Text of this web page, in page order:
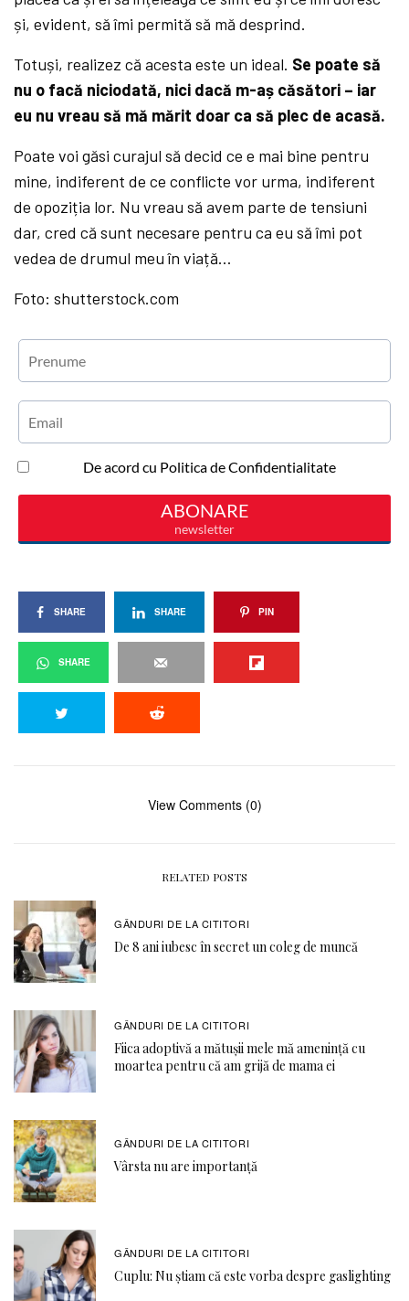
și, evident, să îmi permită să mă desprind.
Totuși, realizez că acesta este un ideal. Se poate să
nu o facă niciodată, nici dacă m-aș căsători – iar
eu nu vreau să mă mărit doar ca să plec de acasă.
Poate voi găsi curajul să decid ce e mai bine pentru
mine, indiferent de ce conflicte vor urma, indiferent
de opoziția lor. Nu vreau să avem parte de tensiuni
dar, cred că sunt necesare pentru ca eu să îmi pot
vedea de drumul meu în viață…
Foto: shutterstock.com
SHARE SHARE PIN
SHARE
View Comments (0)
RELATED POSTS
GÂNDURI DE LA CITITORI
De 8 ani iubesc în secret un coleg de muncă
GÂNDURI DE LA CITITORI
Fiica adoptivă a mătușii mele mă amenință cu
moartea pentru că am grijă de mama ei
GÂNDURI DE LA CITITORI
Vârsta nu are importanță
GÂNDURI DE LA CITITORI
Cuplu: Nu știam că este vorba despre gaslighting